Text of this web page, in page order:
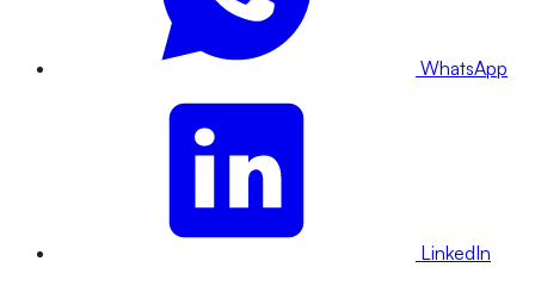
WhatsApp
LinkedIn